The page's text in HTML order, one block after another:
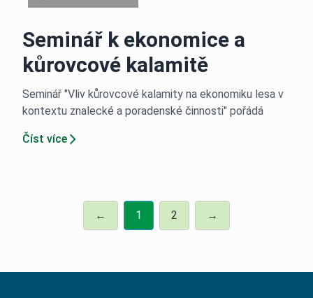
Seminář k ekonomice a
kůrovcové kalamitě
Seminář "Vliv kůrovcové kalamity na ekonomiku lesa v
kontextu znalecké a poradenské činnosti" pořádá
Číst více
← 1 2 →